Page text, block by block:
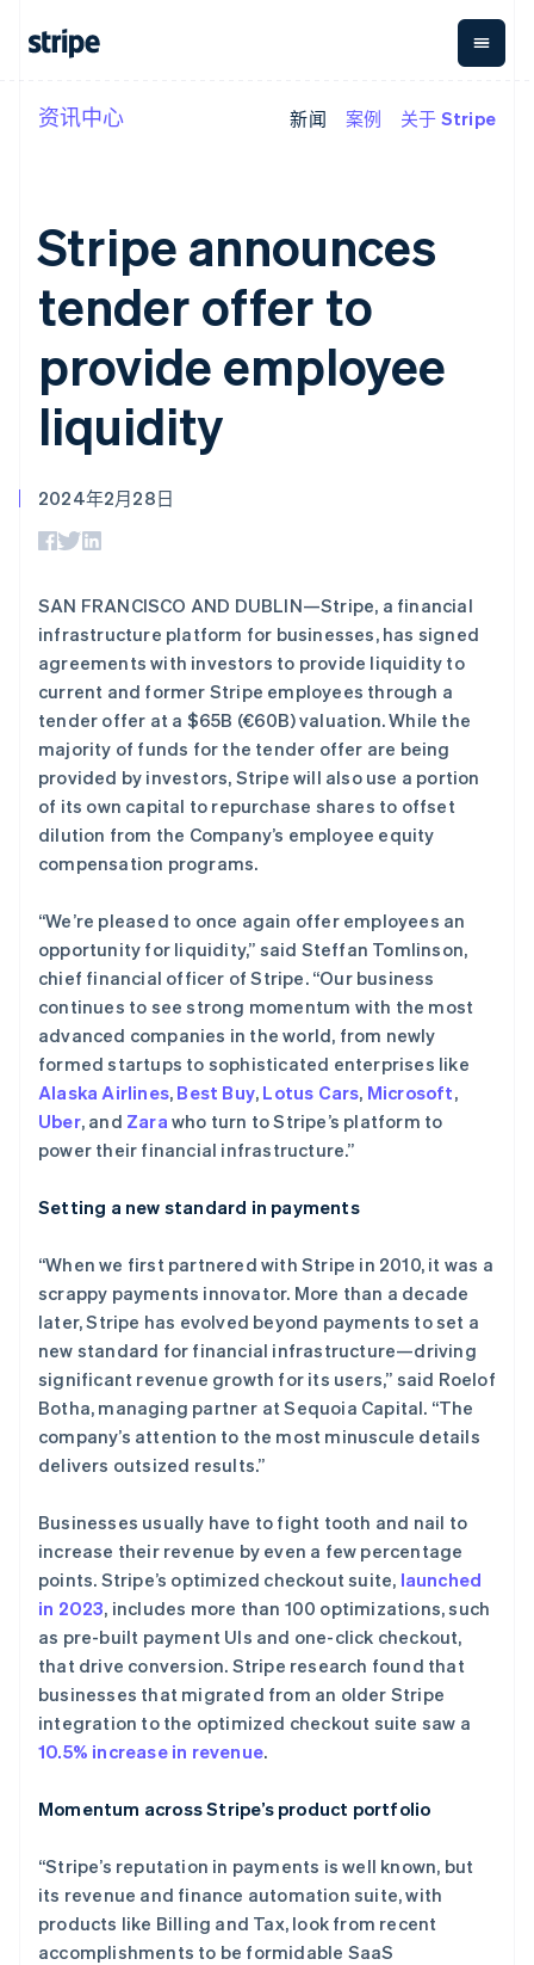
支付
Payment links
无代码支付
Checkout
预构建支付界
Elements
灵活的 UI 组件
Payment
methods
接入 125+ 种支
Authorization
支付成功率优
加速结账
按用量计费
Subscriptions
订阅管理
一次性或定期
账单
销售税和增值
数据同步
资金管
平台
更多
Product roadmap
了解未来规划
Radar
欺诈防范
Atlas
初创企业注册
碳移除
Stripe Sessions 2026
了解 Stripe 如何为 AI 构建经济基础设施。
立即观看
按应用场景
加密货币
电子商务
财务自动化
全球化企业
AI 企业
创作者经济
游戏
酒店、旅游与休闲
保险
媒体与娱乐
非营利组织
专业服务
公共部门
生态系统
合作伙伴
Stripe App Marketplace
指南
接受线上付款
实施预置结账流程
构建平台或交易市场
管理订阅
资源
应用集成
代码示例
开发者博客
API 状态
支持
获取支持
托管支持方案
资讯中心
Stripe Press
联系
联系销售
成为合作伙伴
资讯中心 新闻 案例 关于 Stripe
Stripe announces
tender offer to
provide employee
liquidity
2024年2月28日
SAN FRANCISCO AND DUBLIN—Stripe, a financial
infrastructure platform for businesses, has signed
agreements with investors to provide liquidity to
current and former Stripe employees through a
tender offer at a $65B (€60B) valuation. While the
majority of funds for the tender offer are being
provided by investors, Stripe will also use a portion
of its own capital to repurchase shares to offset
dilution from the Company’s employee equity
compensation programs.
“We’re pleased to once again offer employees an
opportunity for liquidity,” said Steffan Tomlinson,
chief financial officer of Stripe. “Our business
continues to see strong momentum with the most
advanced companies in the world, from newly
formed startups to sophisticated enterprises like
Alaska Airlines, Best Buy, Lotus Cars, Microsoft,
Uber, and Zara who turn to Stripe’s platform to
power their financial infrastructure.”
Setting a new standard in payments
“When we first partnered with Stripe in 2010, it was a
scrappy payments innovator. More than a decade
later, Stripe has evolved beyond payments to set a
new standard for financial infrastructure—driving
significant revenue growth for its users,” said Roelof
Botha, managing partner at Sequoia Capital. “The
company’s attention to the most minuscule details
delivers outsized results.”
Businesses usually have to fight tooth and nail to
increase their revenue by even a few percentage
points. Stripe’s optimized checkout suite, launched
in 2023, includes more than 100 optimizations, such
as pre-built payment UIs and one-click checkout,
that drive conversion. Stripe research found that
businesses that migrated from an older Stripe
integration to the optimized checkout suite saw a
10.5% increase in revenue.
Momentum across Stripe’s product portfolio
“Stripe’s reputation in payments is well known, but
its revenue and finance automation suite, with
products like Billing and Tax, look from recent
accomplishments to be formidable SaaS
English
爱尔兰
爱沙尼亚
奥地利
澳大利亚
English
巴西
Português English
保加利亚
English
比利时
NederlandsFrançais Deutsch English
波兰
English
丹麦
English
德国
法国
FrançaisEnglish
芬兰
EnglishSvenska
荷兰
Nederlands English
加拿大
EnglishFrançais
捷克
English
English Italiano
拉脱维亚
立陶宛
English
列支敦士登
DeutschEnglish
卢森堡
FrançaisDeutschEnglish
罗马尼亚
English
马尔他
马来西亚
English简体中文
美国
EnglishEspañol 简体中文
墨西哥
EspañolEnglish
挪威
English
葡萄牙
Português English
日本
瑞典
瑞士
Deutsch Français Italiano English
塞浦路斯
English
斯洛伐克